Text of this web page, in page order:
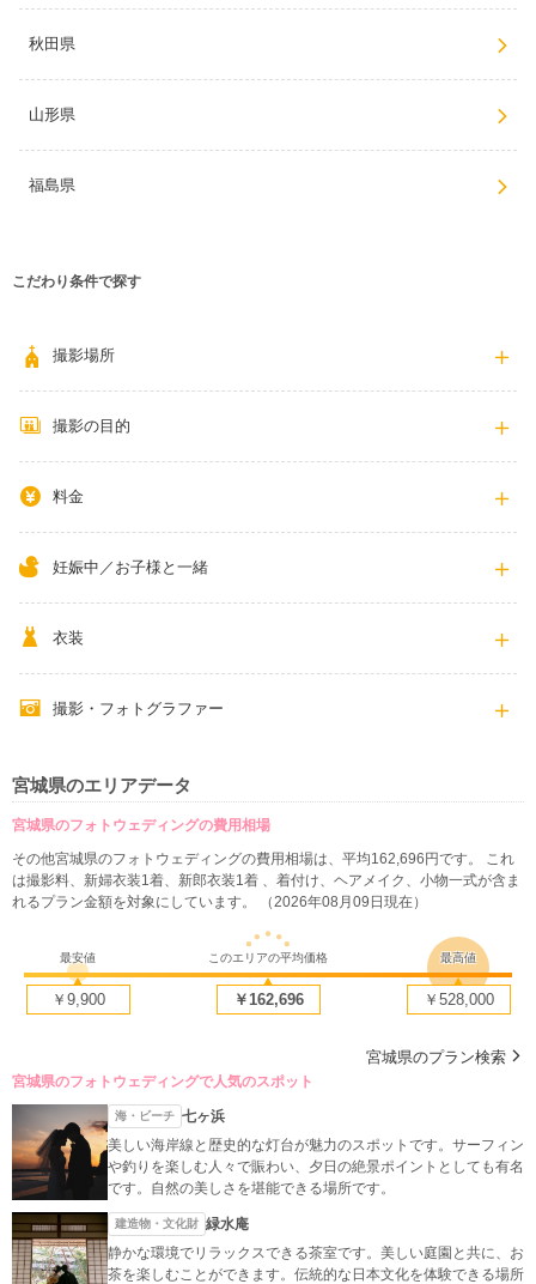
秋田県
山形県
福島県
こだわり条件で探す
撮影場所
撮影の目的
料金
妊娠中／お子様と一緒
衣装
撮影・フォトグラファー
宮城県のエリアデータ
宮城県のフォトウェディングの費用相場
その他宮城県のフォトウェディングの費用相場は、平均162,696円です。 これ
は撮影料、新婦衣装1着、新郎衣装1着 、着付け、ヘアメイク、小物一式が含ま
れるプラン金額を対象にしています。 （2026年08月09日現在）
最安値
￥9,900
このエリアの平均価格
￥162,696
最高値
￥528,000
宮城県のプラン検索
宮城県のフォトウェディングで人気のスポット
海・ビーチ 七ヶ浜
美しい海岸線と歴史的な灯台が魅力のスポットです。サーフィン
や釣りを楽しむ人々で賑わい、夕日の絶景ポイントとしても有名
です。自然の美しさを堪能できる場所です。
建造物・文化財 緑水庵
静かな環境でリラックスできる茶室です。美しい庭園と共に、お
茶を楽しむことができます。伝統的な日本文化を体験できる場所